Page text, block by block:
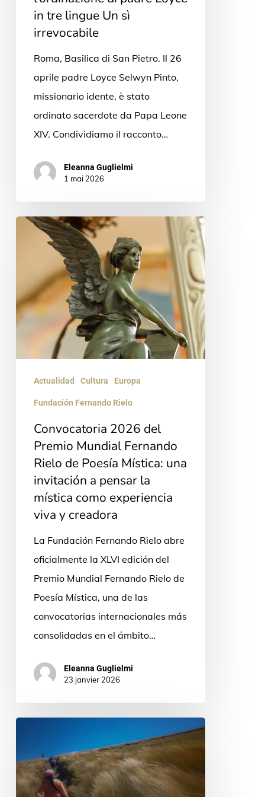
in tre lingue Un sì
irrevocabile
Roma, Basilica di San Pietro. Il 26
aprile padre Loyce Selwyn Pinto,
missionario idente, è stato
ordinato sacerdote da Papa Leone
XIV. Condividiamo il racconto…
Eleanna Guglielmi
1 mai 2026
Convocatoria
Premio
Mundial
Fernando
de
Poesía
invitación
mística
Actualidad Cultura Europa
Fundación Fernando Rielo
Convocatoria 2026 del
Premio Mundial Fernando
Rielo de Poesía Mística: una
invitación a pensar la
mística como experiencia
viva y creadora
La Fundación Fernando Rielo abre
oficialmente la XLVI edición del
Premio Mundial Fernando Rielo de
Poesía Mística, una de las
convocatorias internacionales más
consolidadas en el ámbito…
Eleanna Guglielmi
23 janvier 2026
comunità
indigene